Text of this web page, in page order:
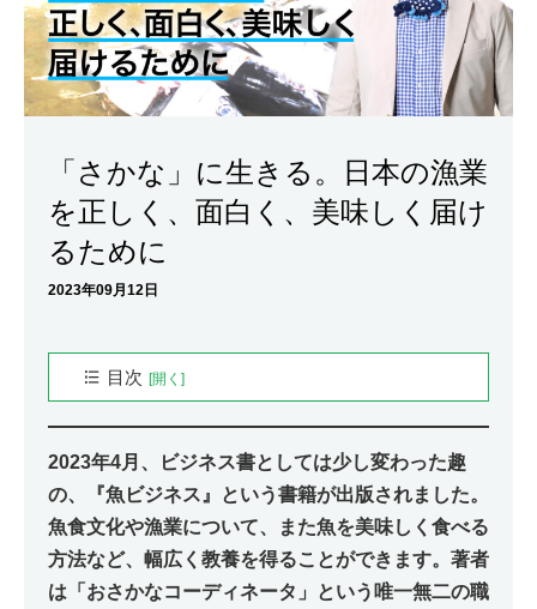
「さかな」に生きる。日本の漁業
を正しく、面白く、美味しく届け
るために
2023年09月12日
目次
「さかなの会」が生まれるまで
「さかな」が自分の生きる道になる
大ヒットの記事執筆から開けた道
独立の軸となる書く仕事
2023年4月、ビジネス書としては少し変わった趣
の、『魚ビジネス』という書籍が出版されました。
魚食文化や漁業について、また魚を美味しく食べる
方法など、幅広く教養を得ることができます。著者
は「おさかなコーディネータ」という唯一無二の職